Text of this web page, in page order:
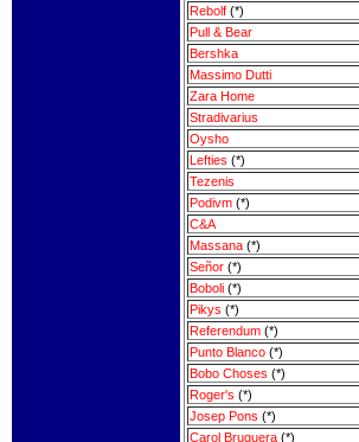
Rebolf (*)
Pull & Bear
Bershka
Massimo Dutti
Zara Home
Stradivarius
Oysho
Lefties (*)
Tezenis
Podivm (*)
C&A
Massana (*)
Señor (*)
Boboli (*)
Pikys (*)
Referendum (*)
Punto Blanco (*)
Bobo Choses (*)
Roger's (*)
Josep Pons (*)
Carol Bruguera (*)